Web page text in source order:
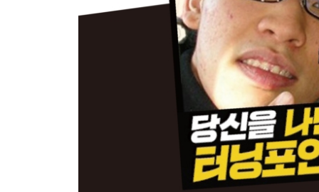
돈을 버는 근본 원리
경제적 자유라는 성을 함락시키는 방법
당신이 직장인이든 백수든 열아홉이든 쉰이든
경제적 자유를 위한 5가지 공부법
젊은 부자들은 어떻게 공부했을까
경제적 자유로 가는 알고리즘 설계
CHAPTER8 역행자 7단계_ 역행자의 쳇바퀴
에필로그 역행자가 되어 완벽한 자유를 누려라